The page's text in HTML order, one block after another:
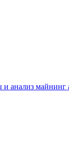
анализ майнинг